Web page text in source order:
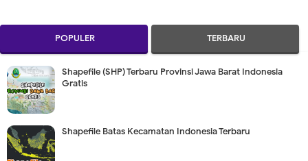
POPULER TERBARU
Shapefile (SHP) Terbaru Provinsi Jawa Barat Indonesia
Gratis
Shapefile Batas Kecamatan Indonesia Terbaru